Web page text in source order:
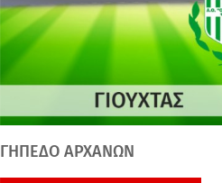
ΓΗΠΕΔΟ ΑΡΧΑΝΩΝ